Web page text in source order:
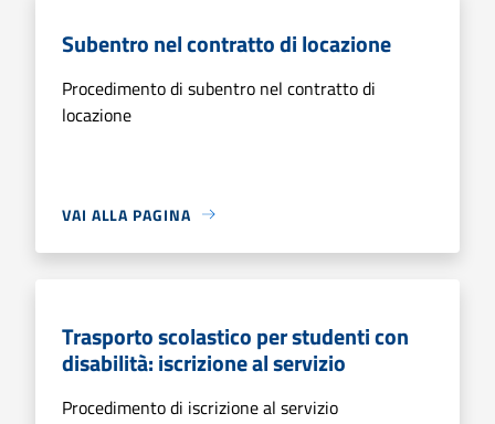
Subentro nel contratto di locazione
Procedimento di subentro nel contratto di
locazione
VAI ALLA PAGINA
Trasporto scolastico per studenti con
disabilità: iscrizione al servizio
Procedimento di iscrizione al servizio